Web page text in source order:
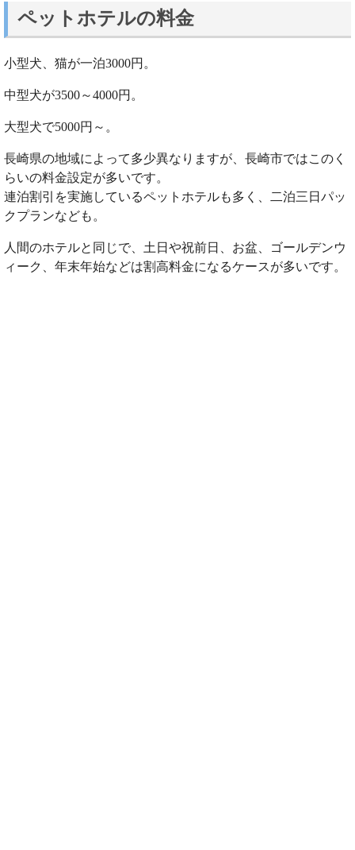
ペットホテルの料金
小型犬、猫が一泊3000円。
中型犬が3500～4000円。
大型犬で5000円～。
長崎県の地域によって多少異なりますが、長崎市ではこのく
らいの料金設定が多いです。
連泊割引を実施しているペットホテルも多く、二泊三日パッ
クプランなども。
人間のホテルと同じで、土日や祝前日、お盆、ゴールデンウ
ィーク、年末年始などは割高料金になるケースが多いです。